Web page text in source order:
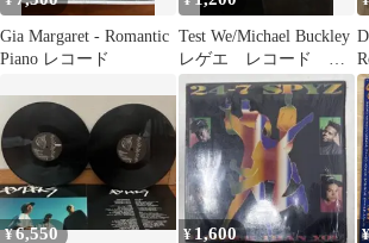
Gia Margaret - Romantic
Piano レコード
Test We/Michael Buckley
レゲエ レコード
REGGAE
¥6,550 ¥1,600 ¥